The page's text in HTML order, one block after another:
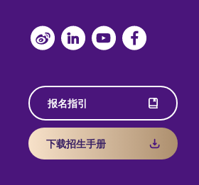
报名指引
下载招生手册